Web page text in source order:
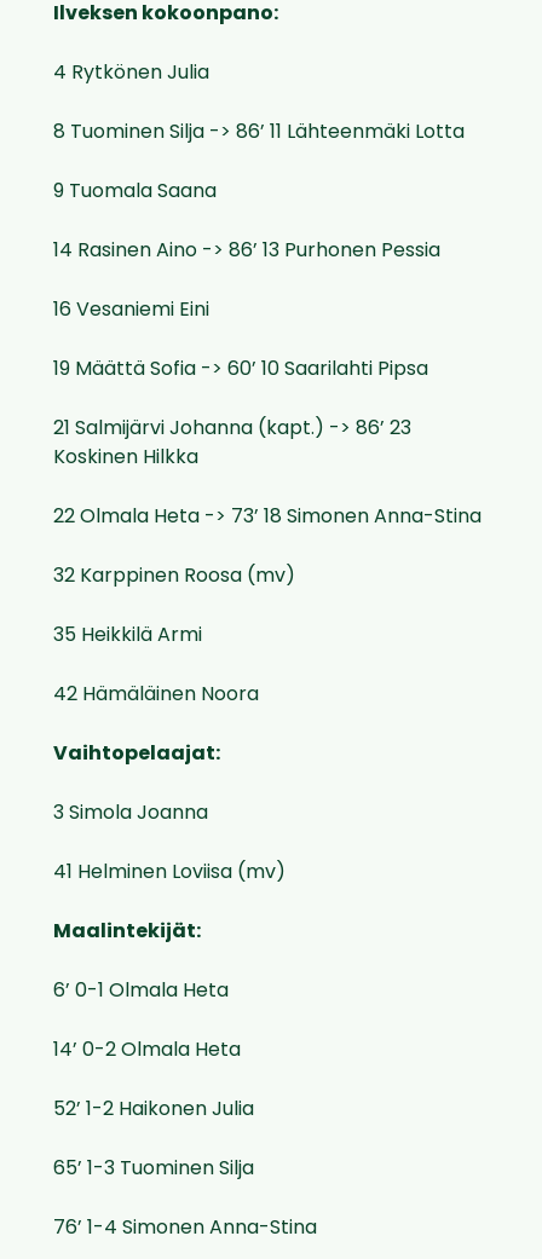
Ilveksen kokoonpano:
4 Rytkönen Julia
8 Tuominen Silja -> 86’ 11 Lähteenmäki Lotta
9 Tuomala Saana
14 Rasinen Aino -> 86’ 13 Purhonen Pessia
16 Vesaniemi Eini
19 Määttä Sofia -> 60’ 10 Saarilahti Pipsa
21 Salmijärvi Johanna (kapt.) -> 86’ 23
Koskinen Hilkka
22 Olmala Heta -> 73’ 18 Simonen Anna-Stina
32 Karppinen Roosa (mv)
35 Heikkilä Armi
42 Hämäläinen Noora
Vaihtopelaajat:
3 Simola Joanna
41 Helminen Loviisa (mv)
Maalintekijät:
6’ 0-1 Olmala Heta
14’ 0-2 Olmala Heta
52’ 1-2 Haikonen Julia
65’ 1-3 Tuominen Silja
76’ 1-4 Simonen Anna-Stina